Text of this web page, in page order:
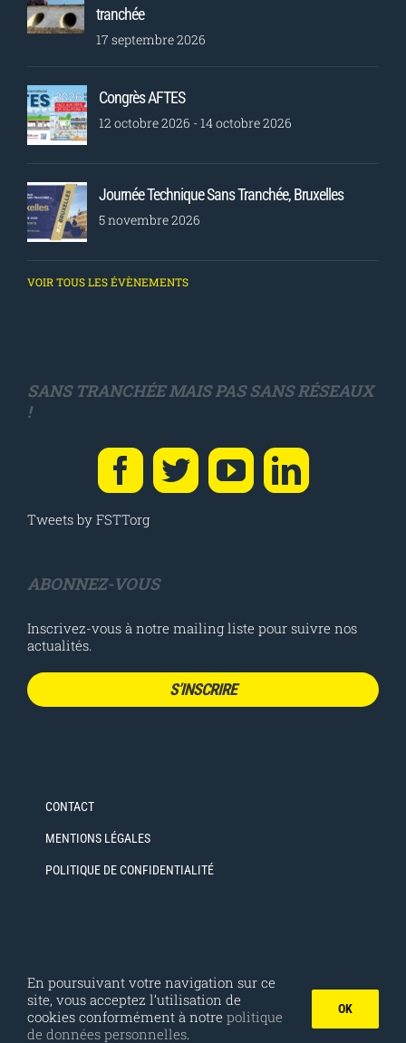
tranchée
17 septembre 2026
Congrès AFTES
12 octobre 2026 -14 octobre 2026
Journée Technique Sans Tranchée, Bruxelles
5 novembre 2026
VOIR TOUS LES ÉVÈNEMENTS
SANS TRANCHÉE MAIS PAS SANS RÉSEAUX
!
Tweets by FSTTorg
ABONNEZ-VOUS
Inscrivez-vous à notre mailing liste pour suivre nos
actualités.
S’INSCRIRE
CONTACT
MENTIONS LÉGALES
POLITIQUE DE CONFIDENTIALITÉ
COPYRIGHT 2019 FSTT | Tous droits réservés |
Provaltis -
Studio CREATIONIMPRESSION.com
En poursuivant votre navigation sur ce
site, vous acceptez l’utilisation de
cookies conformément à notre politique
de données personnelles.
OK